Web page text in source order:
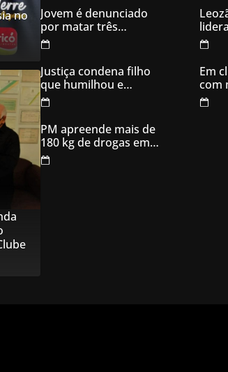
no
de explodir caixas
eletrônicos
Jovem é denunciado
por matar três
filhotes de cachorro e
usar sangue para
ameaçar os donos,
em Aparecida de
Goiânia
Justiça condena filho
que humilhou e
ameaçou mãe idosa;
da prisão à sentença
condenatória foram
apenas 21 dias
PM apreende mais de
180 kg de drogas em
Goiás
Em
com